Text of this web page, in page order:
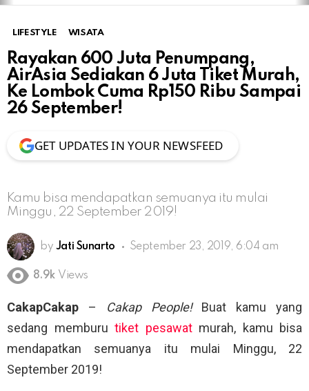
LIFESTYLE WISATA
Rayakan 600 Juta Penumpang,
AirAsia Sediakan 6 Juta Tiket Murah,
Ke Lombok Cuma Rp150 Ribu Sampai
26 September!
GET UPDATES IN YOUR NEWSFEED
Kamu bisa mendapatkan semuanya itu mulai
Minggu, 22 September 2019!
by Jati Sunarto September 23, 2019, 6:04 am
8.9k Views
CakapCakap – Cakap People!Buat kamu yang
sedang memburu tiket pesawatmurah, kamu bisa
mendapatkan semuanya itu mulai Minggu, 22
September 2019!